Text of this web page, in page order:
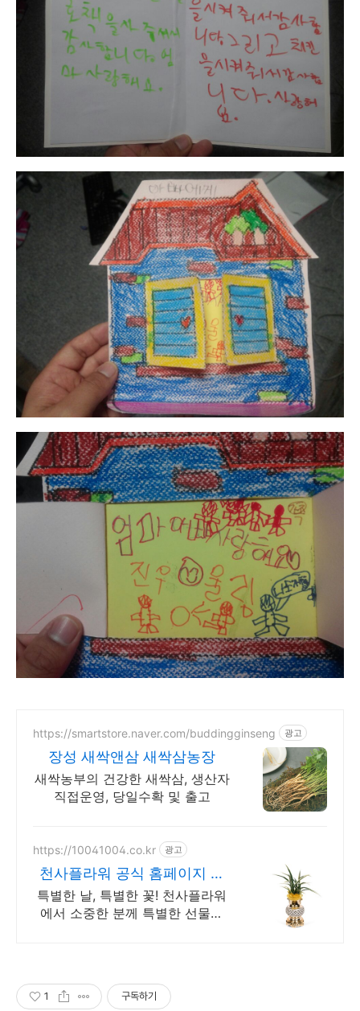
https://smartstore.naver.com/buddingginseng 광고
장성 새싹앤삼 새싹삼농장
새싹농부의 건강한 새싹삼, 생산자
직접운영, 당일수확 및 출고
https://10041004.co.kr 광고
천사플라워 공식 홈페이지 특
가할인 이벤트진행중
특별한 날, 특별한 꽃! 천사플라워
에서 소중한 분께 특별한 선물을
1 구독하기